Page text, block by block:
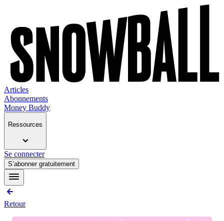
Articles
Abonnements
Money Buddy
Ressources
Se connecter
S’abonner gratuitement
Retour